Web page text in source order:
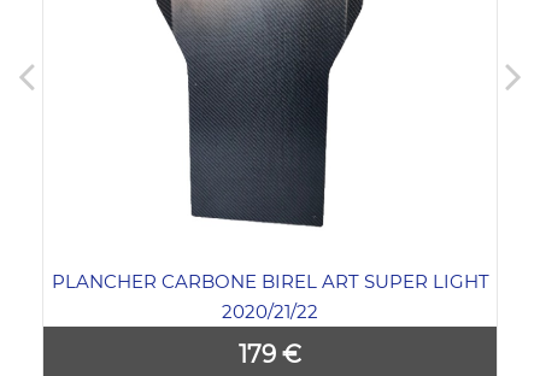
PLANCHER CARBONE BIREL ART SUPER LIGHT
2020/21/22
179 €